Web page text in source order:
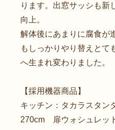
ります。出窓サッシも新
向上。
解体後にあまりに腐食が
もしっかりやり替えとて
へ生まれ変わりました。
【採用機器商品】
キッチン：タカラスタ
270cm 扉ウォシュレッ